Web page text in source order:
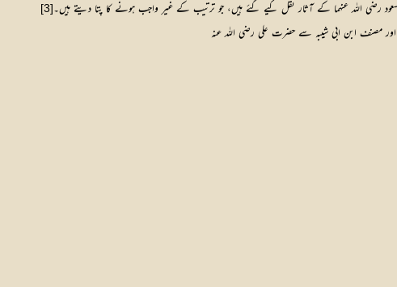
رضی اللہ عنہما کے آثار نقل کیے گئے ہیں، جو ترتیب کے غیر واجب ہونے کا پتا دیتے ہیں۔[3]
اور مصنف ابن ابی شیبہ سے حضرت علی رضی اللہ عنہ